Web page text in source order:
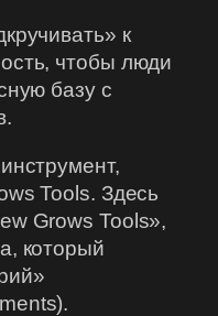
к
чтобы люди
базу с
Tools. Здесь
Grows Tools»,
который